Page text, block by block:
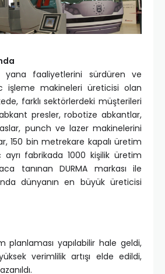
yana faaliyetlerini sürdüren ve
işleme makineleri üreticisi olan
farklı sektörlerdeki müşterileri
presler, robotize abkantlar,
punch ve lazer makinelerini
150 bin metrekare kapalı üretim
ayrı fabrikada 1000 kişilik üretim
tanınan DURMA markası ile
dünyanın en büyük üreticisi
planlaması yapılabilir hale geldi,
verimlilik artışı elde edildi,